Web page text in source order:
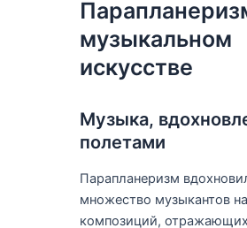
музыкальном
искусстве
Музыка,
полетами
Парапланеризм
множество музыкантов
композиций, отражающих